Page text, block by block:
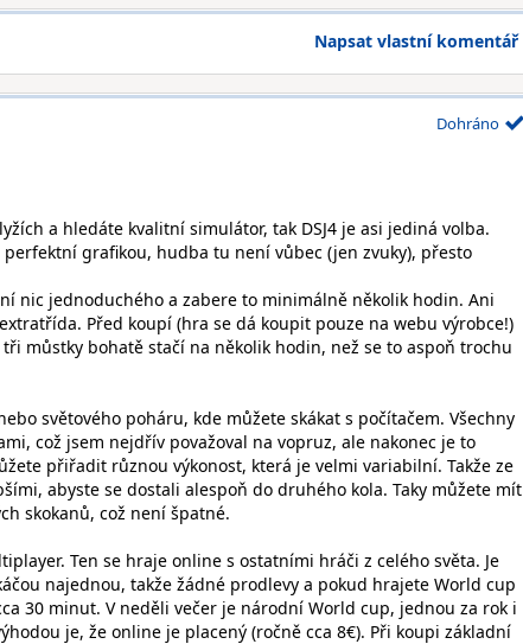
Napsat vlastní komentář
Dohráno
a hledáte kvalitní simulátor, tak DSJ4 je asi jediná volba.
grafikou, hudba tu není vůbec (jen zvuky), přesto
nic jednoduchého a zabere to minimálně několik hodin. Ani
Před koupí (hra se dá koupit pouze na webu výrobce!)
můstky bohatě stačí na několik hodin, než se to aspoň trochu
světového poháru, kde můžete skákat s počítačem. Všechny
což jsem nejdřív považoval na vopruz, ale nakonec je to
přiřadit různou výkonost, která je velmi variabilní. Takže ze
abyste se dostali alespoň do druhého kola. Taky můžete mít
skokanů, což není špatné.
Ten se hraje online s ostatními hráči z celého světa. Je
najednou, takže žádné prodlevy a pokud hrajete World cup
30 minut. V neděli večer je národní World cup, jednou za rok i
je, že online je placený (ročně cca 8€). Při koupi základní